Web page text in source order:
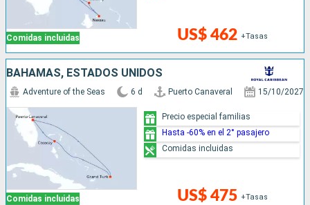
Comidas incluidas US$ 462 +Tasas
BAHAMAS, ESTADOS UNIDOS
Comidas incluidas
Adventure of the Seas 6 d Puerto Canaveral 15/10/2027
US$ 475 +Tasas
Precio especial familias
Hasta -60% en el 2° pasajero
Comidas incluidas